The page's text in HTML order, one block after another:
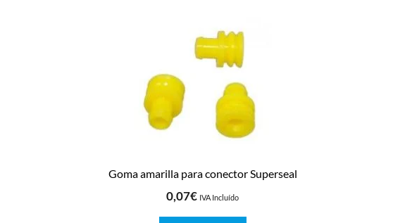
Goma amarilla para conector Superseal
0,07€ IVA Incluído